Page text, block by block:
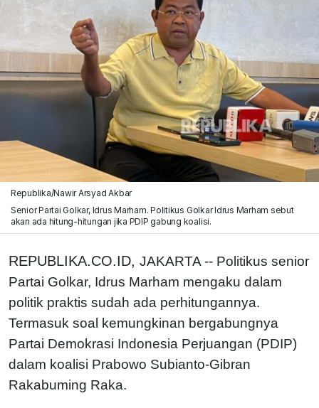
Republika/Nawir Arsyad Akbar
Senior Partai Golkar, Idrus Marham. Politikus Golkar Idrus Marham sebut
akan ada hitung-hitungan jika PDIP gabung koalisi.
REPUBLIKA.CO.ID, JAKARTA -- Politikus senior
Partai Golkar, Idrus Marham mengaku dalam
politik praktis sudah ada perhitungannya.
Termasuk soal kemungkinan bergabungnya
Partai Demokrasi Indonesia Perjuangan (PDIP)
dalam koalisi Prabowo Subianto-Gibran
Rakabuming Raka.